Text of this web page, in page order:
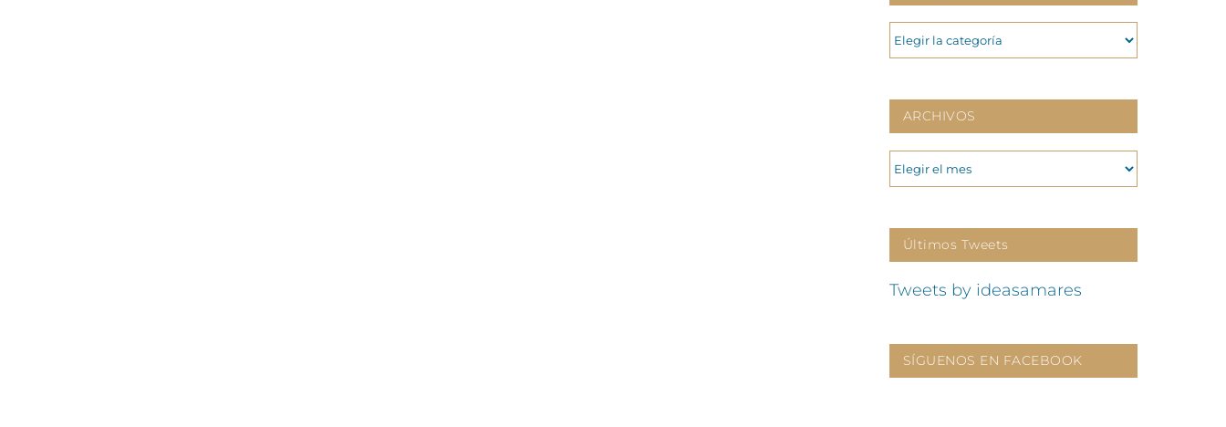
CATEGORIAS
ARCHIVOS
ARCHIVOS
Últimos Tweets
Tweets by ideasamares
SÍGUENOS EN FACEBOOK